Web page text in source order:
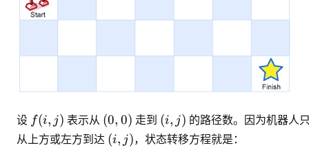
设 f(i,j)
f(i, j) 表示从 (0,0)
(0, 0) 走到 (i,j)
(i, j) 的路径数。因为机器人
从上方或左方到达 (i,j)
(i, j)，状态转移方程就是：